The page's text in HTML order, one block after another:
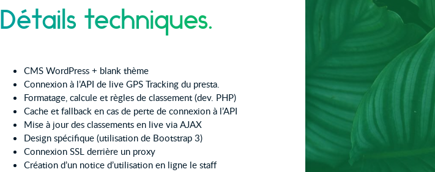
Détails techniques.
CMS WordPress + blank thème
Connexion à l’API de live GPS Tracking du presta.
Formatage, calcule et règles de classement (dev. PHP)
Cache et fallback en cas de perte de connexion à l’API
Mise à jour des classements en live via AJAX
Design spécifique (utilisation de Bootstrap 3)
Connexion SSL derrière un proxy
Création d’un notice d’utilisation en ligne le staff